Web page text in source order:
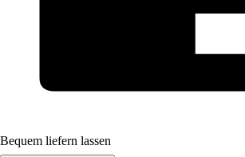
Bequem liefern lassen